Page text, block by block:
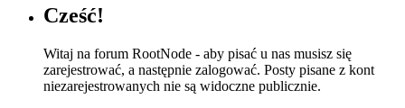
Cześć!
Witaj na forum RootNode - aby pisać u nas musisz się
zarejestrować, a następnie zalogować. Posty pisane z kont
niezarejestrowanych nie są widoczne publicznie.